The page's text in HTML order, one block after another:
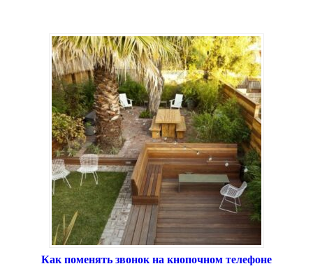
Как поменять звонок на кнопочном телефоне